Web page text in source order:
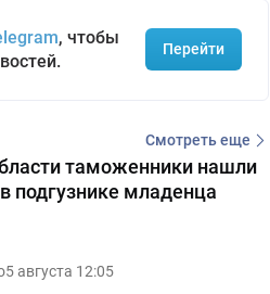
, чтобы
Перейти
Смотреть еще
таможенники нашли
подгузнике младенца
5 августа 12:05